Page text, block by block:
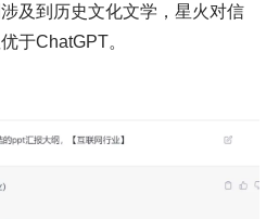
及到历史文化文学，星火对信
于ChatGPT。